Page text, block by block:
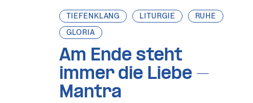
TIEFENKLANG LITURGIE
RUHE
GLORIA
Am Ende steht
immer die Liebe –
Mantra